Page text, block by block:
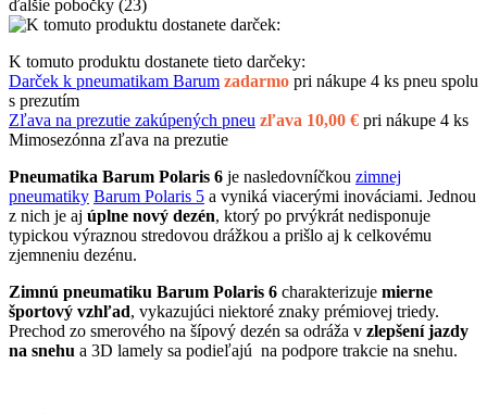
ďalšie pobočky (23)
K tomuto produktu dostanete tieto darčeky:
Darček k pneumatikam Barum zadarmo pri nákupe 4 ks pneu spolu
s prezutím
Zľava na prezutie zakúpených pneu zľava 10,00 € pri nákupe 4 ks
Mimosezónna zľava na prezutie
Pneumatika Barum Polaris 6 je nasledovníčkou zimnej
pneumatiky Barum Polaris 5 a vyniká viacerými inováciami. Jednou
z nich je aj úplne nový dezén, ktorý po prvýkrát nedisponuje
typickou výraznou stredovou drážkou a prišlo aj k celkovému
zjemneniu dezénu.
Zimnú pneumatiku Barum Polaris 6 charakterizuje mierne
športový vzhľad, vykazujúci niektoré znaky prémiovej triedy.
Prechod zo smerového na šípový dezén sa odráža v zlepšení jazdy
na snehu a 3D lamely sa podieľajú na podpore trakcie na snehu.